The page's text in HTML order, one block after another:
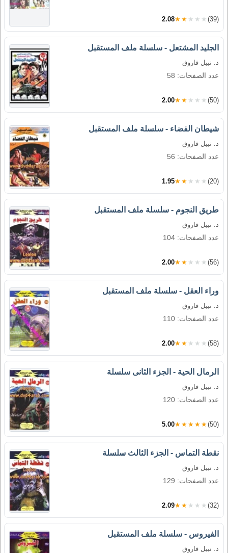
2.08★★★★★ (39)
الجليد المشتعل - سلسلة ملف المستقبل
د. نبيل فاروق
عدد الصفحات: 58
2.00★★★★★ (50)
شيطان الفضاء - سلسلة ملف المستقبل
د. نبيل فاروق
عدد الصفحات: 56
1.95★★★★★ (20)
طريق النجوم - سلسلة ملف المستقبل
د. نبيل فاروق
عدد الصفحات: 104
2.00★★★★★ (56)
وراء العقل - سلسلة ملف المستقبل
د. نبيل فاروق
عدد الصفحات: 110
2.00★★★★★ (58)
الرمال الحية - الجزء الثانى سلسلة
د. نبيل فاروق
عدد الصفحات: 120
5.00★★★★★(50)
نقطة التماس - الجزء الثالث سلسلة
د. نبيل فاروق
عدد الصفحات: 129
2.09★★★★★ (32)
الفيروس - سلسلة ملف المستقبل
د. نبيل فاروق